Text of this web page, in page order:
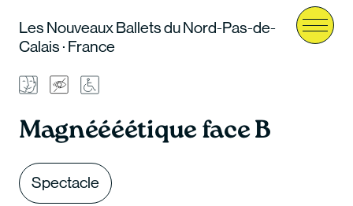
Menu
Les Nouveaux Ballets du Nord-Pas-de-
Calais · France
Magnéééétique face B
Spectacle